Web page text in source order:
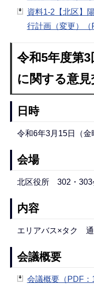
資料1-2【北区】
行計画（変更）（
令和5年度第
に関する意見
日時
令和6年3月15日（
会場
北区役所 302・303
内容
エリアバス×タク 通
会議概要
会議概要（PDF：